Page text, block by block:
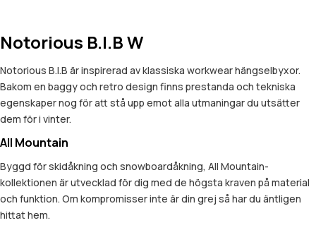
Notorious B.I.B W
Notorious B.I.B är inspirerad av klassiska workwear hängselbyxor.
Bakom en baggy och retro design finns prestanda och tekniska
egenskaper nog för att stå upp emot alla utmaningar du utsätter
dem för i vinter.
All Mountain
Byggd för skidåkning och snowboardåkning, All Mountain-
kollektionen är utvecklad för dig med de högsta kraven på material
och funktion. Om kompromisser inte är din grej så har du äntligen
hittat hem.